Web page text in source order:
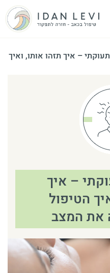
– איך תזהו אותו, ואיך
– איך
הטיפול
את המצב